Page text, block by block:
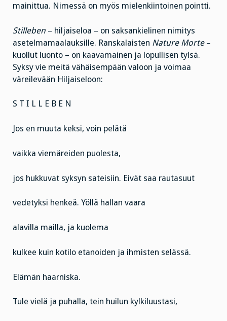
mainittua. Nimessä on myös mielenkiintoinen pointti.
Stilleben – hiljaiseloa – on saksankielinen nimitys
asetelmamaalauksille. Ranskalaisten Nature Morte–
kuollut luonto – on kaavamainen ja lopullisen tylsä.
Syksy vie meitä vähäisempään valoon ja voimaa
väreilevään Hiljaiseloon:
S T I L L E B E N
Jos en muuta keksi, voin pelätä
vaikka viemäreiden puolesta,
jos hukkuvat syksyn sateisiin. Eivät saa rautasuut
vedetyksi henkeä. Yöllä hallan vaara
alavilla mailla, ja kuolema
kulkee kuin kotilo etanoiden ja ihmisten selässä.
Elämän haarniska.
Tule vielä ja puhalla, tein huilun kylkiluustasi,